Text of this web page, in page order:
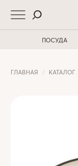
ПОСУДА
ГЛАВНАЯ КАТАЛОГ